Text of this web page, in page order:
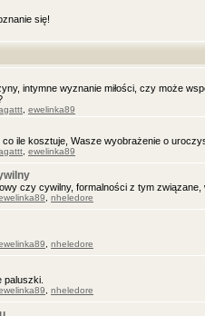
się!
intymne wyznanie miłości, czy może
ewelinka89
ile kosztuje, Wasze wyobrażenie o
ewelinka89
czy cywilny, formalności z tym związane,
nheledore
nheledore
paluszki.
nheledore